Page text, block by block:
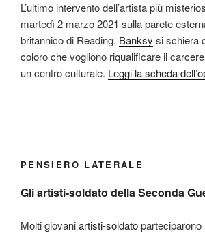
L’ultimo intervento dell’artista più
martedì 2 marzo 2021 sulla parete
britannico di Reading. Banksy si schiera
coloro che vogliono riqualificare il
un centro culturale. Leggi la scheda
PENSIERO LATERALE
Gli artisti-soldato della Seconda
Molti giovaniartisti-soldato